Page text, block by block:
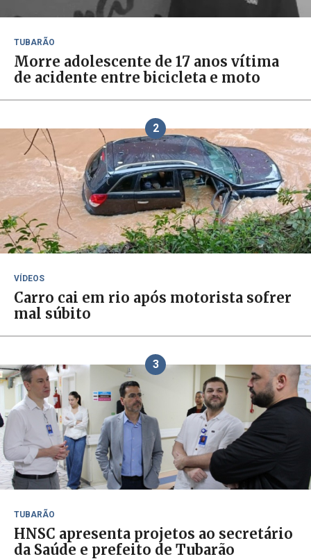
TUBARÃO
Morre adolescente de 17 anos vítima
de acidente entre bicicleta e moto
2
VÍDEOS
Carro cai em rio após motorista sofrer
mal súbito
3
TUBARÃO
HNSC apresenta projetos ao secretário
da Saúde e prefeito de Tubarão